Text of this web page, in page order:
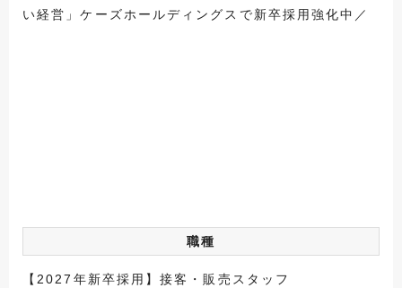
い経営」ケーズホールディングスで新卒採用強化中／
職種
【2027年新卒採用】接客・販売スタッフ